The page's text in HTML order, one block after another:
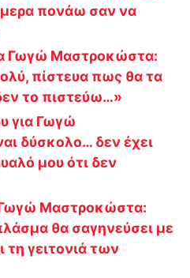
πονάω σαν να
Γωγώ Μαστροκώστα:
πίστευα πως θα τα
το πιστεύω…»
για Γωγώ
δύσκολο… δεν έχει
μου ότι δεν
Μαστροκώστα:
θα σαγηνεύσει με
τη γειτονιά των